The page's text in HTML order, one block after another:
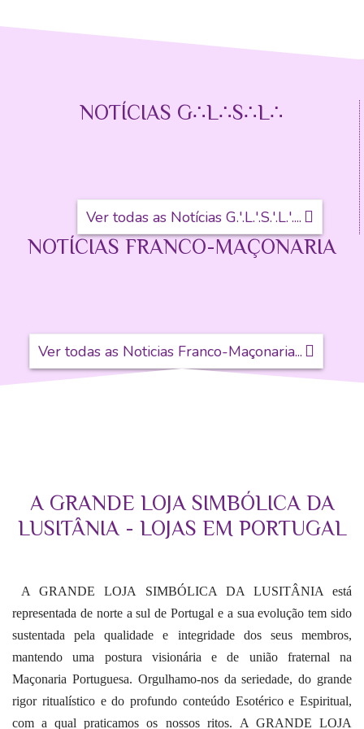
NOTÍCIAS G∴L∴S∴L∴
Ver todas as Notícias G.'.L.'.S.'.L.'....
NOTÍCIAS FRANCO-MAÇONARIA
Ver todas as Noticias Franco-Maçonaria...
A GRANDE LOJA SIMBÓLICA DA
LUSITÂNIA - LOJAS EM PORTUGAL
A GRANDE LOJA SIMBÓLICA DA LUSITÂNIA está
representada de norte a sul de Portugal e a sua evolução tem sido
sustentada pela qualidade e integridade dos seus membros,
mantendo uma postura visionária e de união fraternal na
Maçonaria Portuguesa. Orgulhamo-nos da seriedade, do grande
rigor ritualístico e do profundo conteúdo Esotérico e Espiritual,
com a qual praticamos os nossos ritos. A GRANDE LOJA